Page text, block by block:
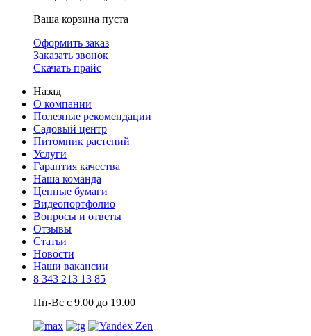
Ваша корзина пуста
Оформить заказ
Заказать звонок
Скачать прайс
Назад
О компании
Полезные рекомендации
Садовый центр
Питомник растений
Услуги
Гарантия качества
Наша команда
Ценные бумаги
Видеопортфолио
Вопросы и ответы
Отзывы
Статьи
Новости
Наши вакансии
8 343 213 13 85
Пн-Вс с 9.00 до 19.00